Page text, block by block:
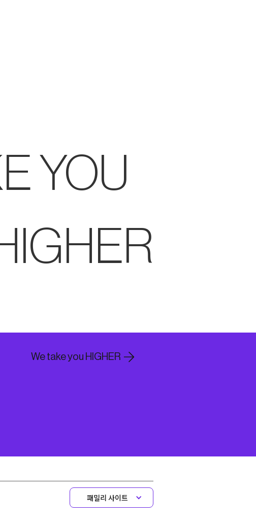
YOU
We take you HIGHER
패밀리 사이트